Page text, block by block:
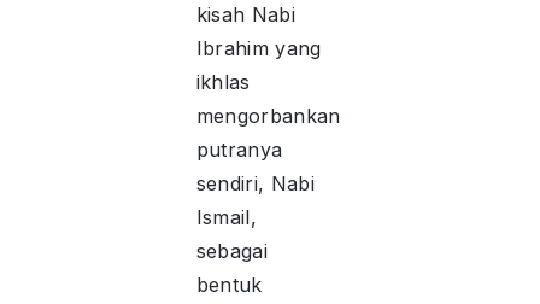
kisah Nabi
Ibrahim yang
ikhlas
mengorbankan
putranya
sendiri, Nabi
Ismail,
sebagai
bentuk